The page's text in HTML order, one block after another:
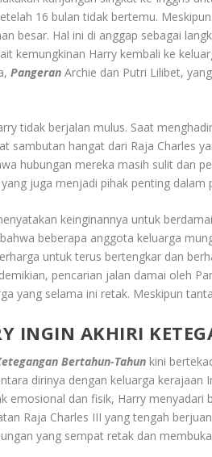
16 bulan tidak bertemu.
besar. Hal ini di anggap sebagai
kemungkinan Harry kembali ke
Pangeran Archie dan Putri Lilibet,
tidak berjalan mulus. Saat
sambutan hangat dari Raja Charles
hubungan mereka masih sulit dan
juga menjadi pihak penting dalam
keinginannya untuk
beberapa anggota keluarga
untuk terus bertengkar dan
pencarian jalan damai oleh
yang selama ini retak. Meskipun
INGIN AKHIRI
Bertahun-Tahun kini
dirinya dengan keluarga kerajaan
emosional dan fisik, Harry
Raja Charles III yang tengah
yang sempat retak dan